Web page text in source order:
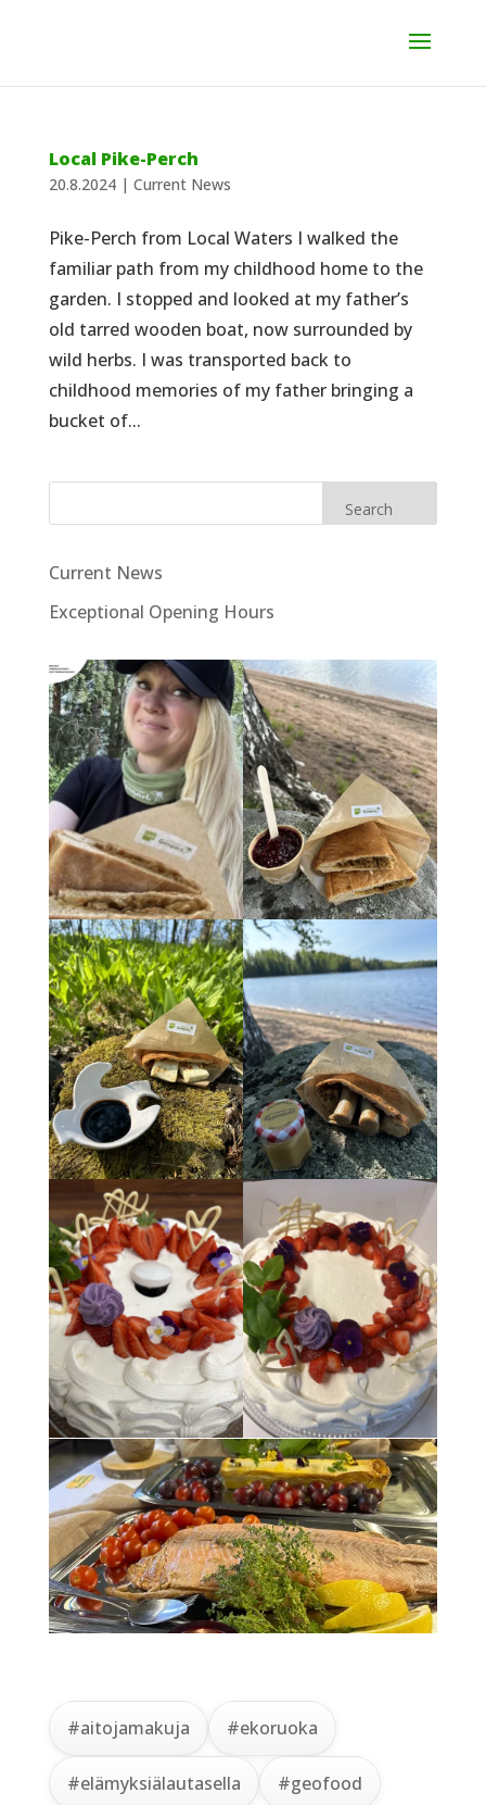
Local Pike-Perch
20.8.2024| Current News
Pike-Perch from Local Waters I walked the
familiar path from my childhood home to the
garden. I stopped and looked at my father’s
old tarred wooden boat, now surrounded by
wild herbs. I was transported back to
childhood memories of my father bringing a
bucket of...
Search
Current News
Exceptional Opening Hours
#aitojamakuja #ekoruoka
#elämyksiälautasella #geofood